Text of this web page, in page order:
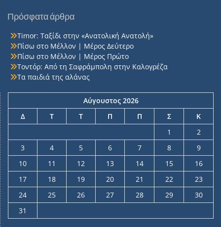
Πρόσφατα άρθρα
Timor: Ταξίδι στην «Ανατολική Ανατολή»
Πίσω στο Μέλλον | Μέρος Δεύτερο
Πίσω στο Μέλλον | Μέρος Πρώτο
Τοντόρ: Από τη Σαφράμπολη στην Καλογρέζα
Τα παιδιά της αλάνας
Αύγουστος 2026
Δ
Τ Τ Π Π Σ
Κ
1
2
3
4 5 6 7 8
9
10
11 12 13 14 15
16
17
18 19 20 21 22
23
24
25 26 27 28 29
30
31